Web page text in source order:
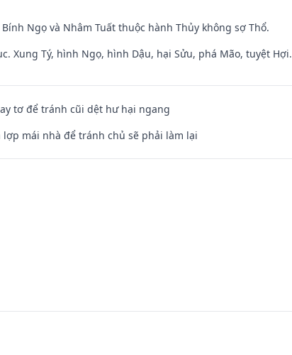
Ngọ và Nhâm Tuất thuộc hành Thủy không sợ Thổ.
Xung Tý, hình Ngọ, hình Dậu, hại Sửu, phá Mão, tuyệt Hợi.
tơ để tránh cũi dệt hư hại ngang
mái nhà để tránh chủ sẽ phải làm lại